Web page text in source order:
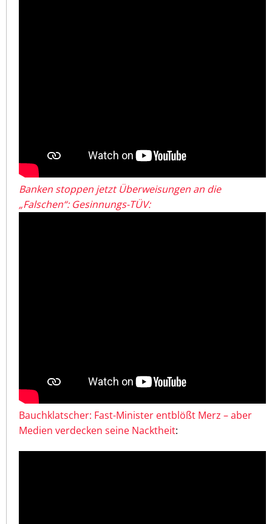
Banken stoppen jetzt Überweisungen an die
„Falschen“: Gesinnungs-TÜV:
Bauchklatscher: Fast-Minister entblößt Merz – aber
Medien verdecken seine Nacktheit: